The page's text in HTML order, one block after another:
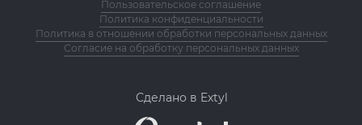
Пользовательское соглашение
Политика конфиденциальности
Политика в отношении обработки персональных данных
Согласие на обработку персональных данных
Сделано в Extyl